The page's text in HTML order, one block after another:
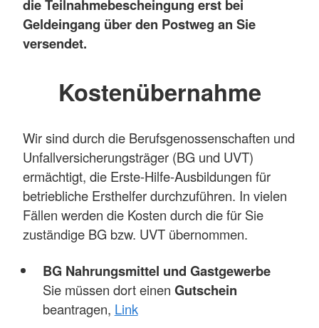
die Teilnahmebescheingung erst bei
Geldeingang über den Postweg an Sie
versendet.
Kostenübernahme
Wir sind durch die Berufsgenossenschaften und
Unfallversicherungsträger (BG und UVT)
ermächtigt, die Erste-Hilfe-Ausbildungen für
betriebliche Ersthelfer durchzuführen. In vielen
Fällen werden die Kosten durch die für Sie
zuständige BG bzw. UVT übernommen.
BG Nahrungsmittel und Gastgewerbe
Sie müssen dort einen Gutschein
beantragen, Link